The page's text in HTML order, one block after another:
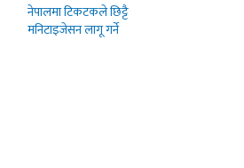
नेपालमा टिकटकले छिट्टै
मनिटाइजेसन लागू गर्ने